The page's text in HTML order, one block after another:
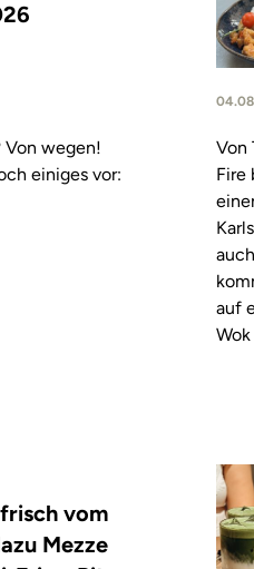
Von wegen!
einiges vor:
Von
Fire
auf
vom
Mezze